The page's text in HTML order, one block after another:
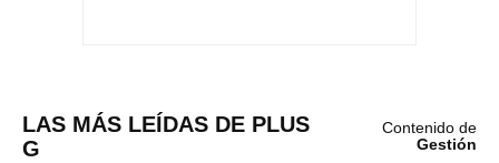
LAS MÁS LEÍDAS DE PLUS
G
Contenido de
Gestión